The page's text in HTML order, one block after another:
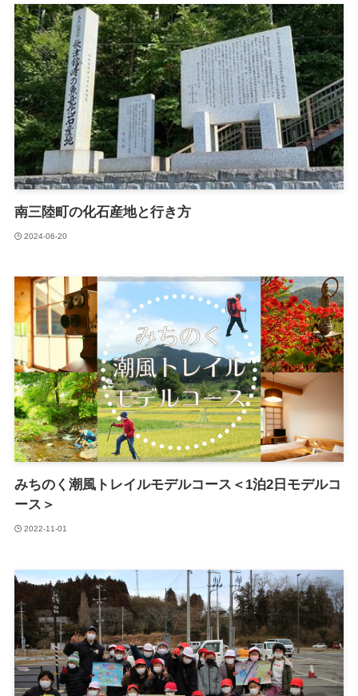
南三陸町の化石産地と行き方
2024-06-20
みちのく潮風トレイルモデルコース＜1泊2日モデルコ
ース＞
2022-11-01